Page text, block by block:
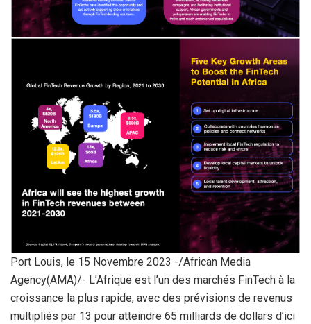
Port Louis, le 15 Novembre 2023 -/African Media
Agency(AMA)/- L’Afrique est l’un des marchés FinTech à la
croissance la plus rapide, avec des prévisions de revenus
multipliés par 13 pour atteindre 65 milliards de dollars d’ici